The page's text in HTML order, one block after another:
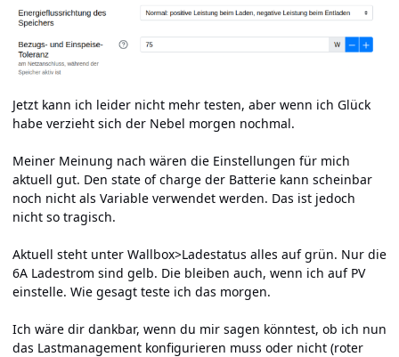
Jetzt kann ich leider nicht mehr testen, aber wenn ich Glück
habe verzieht sich der Nebel morgen nochmal.
Meiner Meinung nach wären die Einstellungen für mich
aktuell gut. Den state of charge der Batterie kann scheinbar
noch nicht als Variable verwendet werden. Das ist jedoch
nicht so tragisch.
Aktuell steht unter Wallbox>Ladestatus alles auf grün. Nur die
6A Ladestrom sind gelb. Die bleiben auch, wenn ich auf PV
einstelle. Wie gesagt teste ich das morgen.
Ich wäre dir dankbar, wenn du mir sagen könntest, ob ich nun
das Lastmanagement konfigurieren muss oder nicht (roter